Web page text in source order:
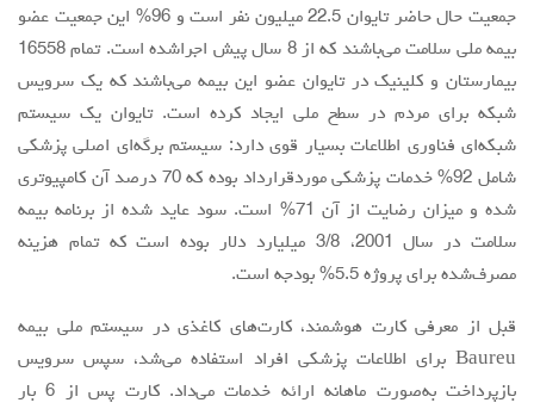
جمعیت حال حاضر تایوان 22.5 میلیون نفر است و 96% این جمعیت عضو
بیمه ملی سلامت می‌باشند که از 8 سال پیش اجراشده است. تمام 16558
بیمارستان و کلینیک در تایوان عضو این بیمه می‌باشند که یک سرویس
شبکه برای مردم در سطح ملی ایجاد کرده است. تایوان یک سیستم
شبکه‌ای فناوری اطلاعات بسیار قوی دارد: سیستم برگه‌ای اصلی پزشکی
شامل 92% خدمات پزشکی موردقرارداد بوده که 70 درصد آن کامپیوتری
شده و میزان رضایت از آن 71% است. سود عاید شده از برنامه بیمه
سلامت در سال 2001، 3/8 میلیارد دلار بوده است که تمام هزینه
مصرف‌شده برای پروژه 5.5% بودجه است.
قبل از معرفی کارت هوشمند، کارت‌های کاغذی در سیستم ملی بیمه
Baureu برای اطلاعات پزشکی افراد استفاده می‌شد، سپس سرویس
بازپرداخت به‌صورت ماهانه ارائه خدمات می‌داد. کارت پس از 6 بار